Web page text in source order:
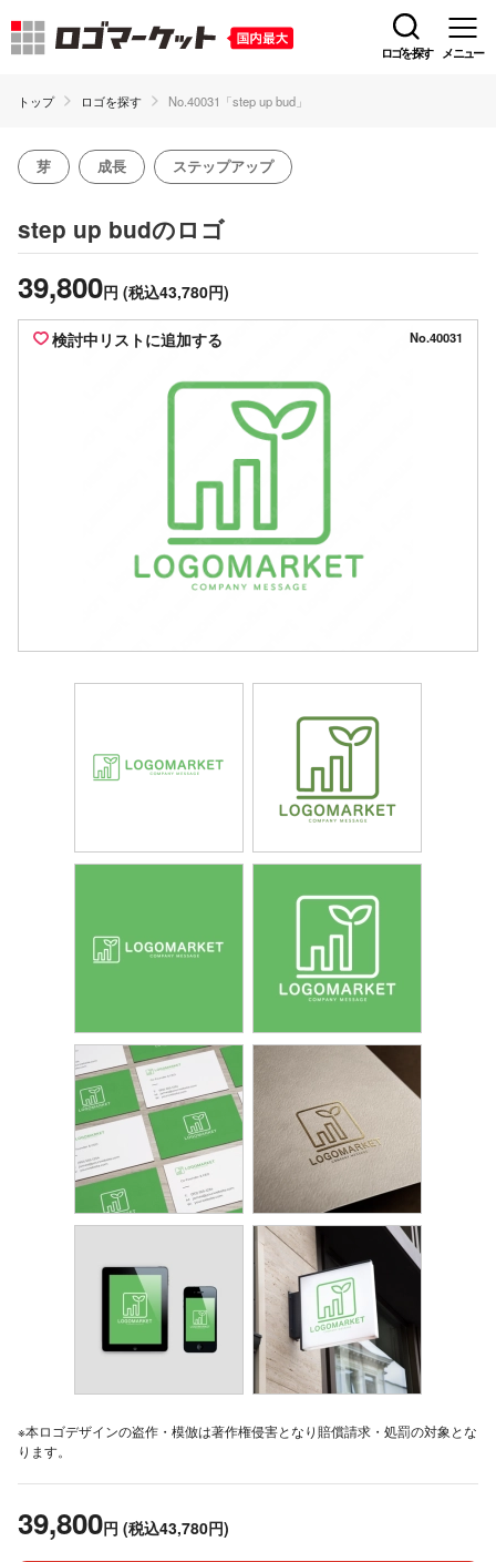
ロゴを探す メニュー
トップ ロゴを探す No.40031「step up bud」
芽 成長 ステップアップ
step up budのロゴ
39,800円 (税込43,780円)
検討中リストに追加する No.40031
※本ロゴデザインの盗作・模倣は著作権侵害となり賠償請求・処罰の対象とな
ります。
39,800円 (税込43,780円)